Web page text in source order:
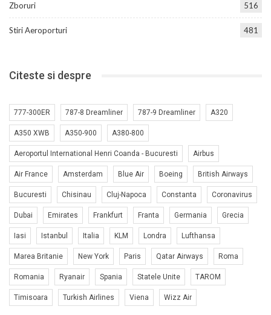
Zboruri 516
Stiri Aeroporturi 481
Citeste si despre
777-300ER 787-8 Dreamliner 787-9 Dreamliner A320
A350 XWB A350-900 A380-800
Aeroportul International Henri Coanda - Bucuresti Airbus
Air France Amsterdam Blue Air Boeing British Airways
Bucuresti Chisinau Cluj-Napoca Constanta Coronavirus
Dubai Emirates Frankfurt Franta Germania Grecia
Iasi Istanbul Italia KLM Londra Lufthansa
Marea Britanie New York Paris Qatar Airways Roma
Romania Ryanair Spania Statele Unite TAROM
Timisoara Turkish Airlines Viena Wizz Air